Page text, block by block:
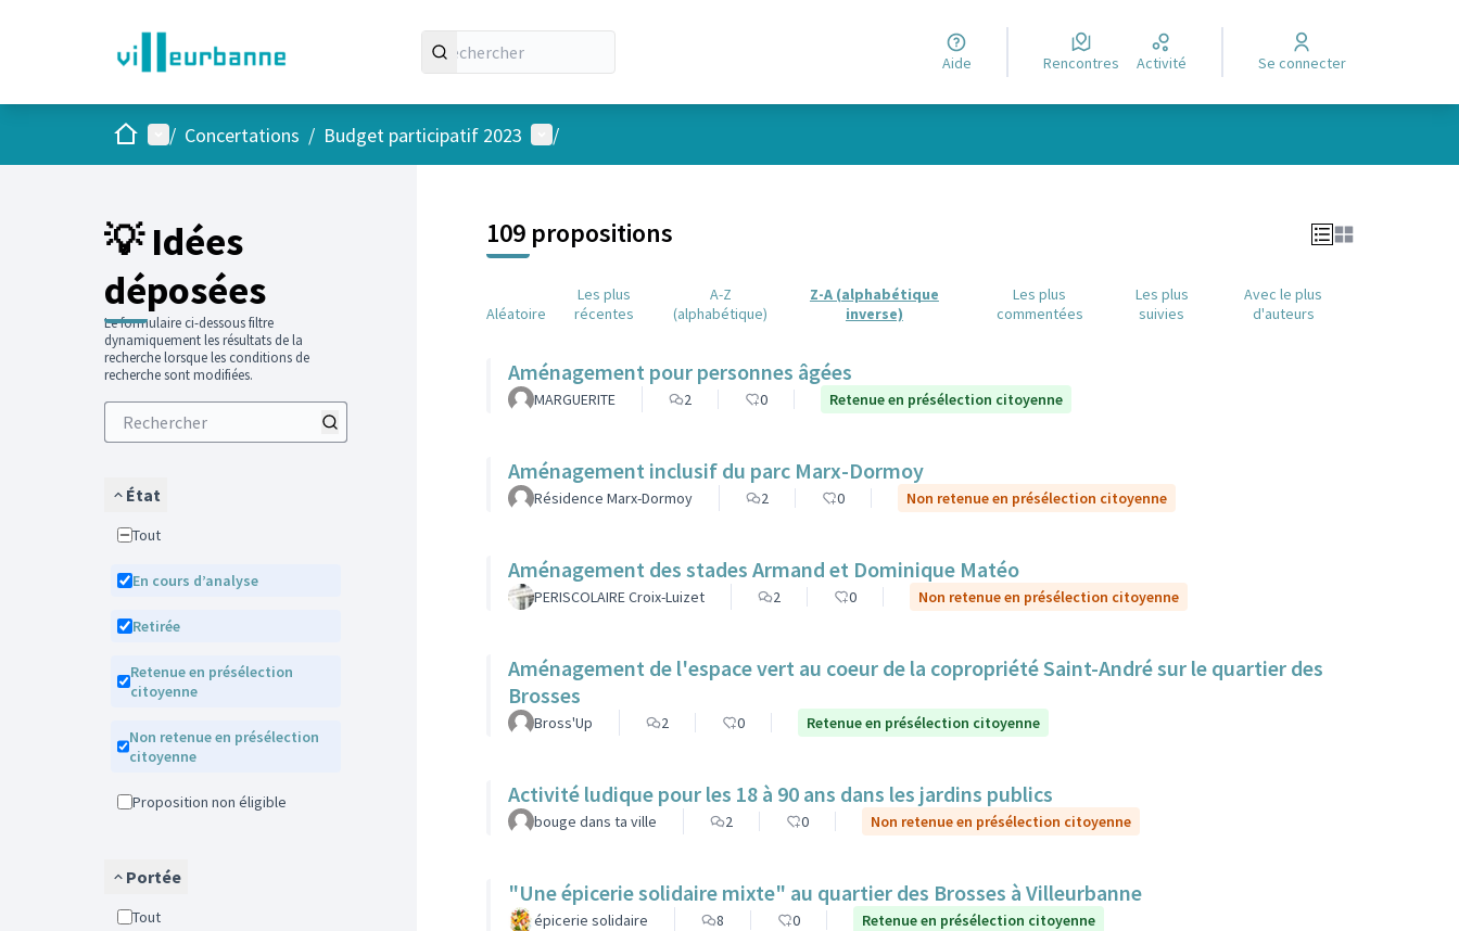
Aide Rencontres Activité Se connecter
AccueilMenu principal
/ Concertations / Budget participatif 2023 Menu utilisateur
/
💡 Idées
déposées
Le formulaire ci-dessous filtre
dynamiquement les résultats de la
recherche lorsque les conditions de
recherche sont modifiées.
État
Tout
En cours d’analyse
Retirée
Retenue en présélection
citoyenne
Non retenue en présélection
citoyenne
Proposition non éligible
Portée
Tout
109 propositions
Aléatoire
Les plus
récentes
A-Z
(alphabétique)
Z-A (alphabétique
inverse)
Les plus
commentées
Les plus
suivies
Avec le plus
d'auteurs
Aménagement pour personnes âgées
MARGUERITE 2 0 Retenue en présélection citoyenne
Aménagement inclusif du parc Marx-Dormoy
Résidence Marx-Dormoy 2 0 Non retenue en présélection citoyenne
Aménagement des stades Armand et Dominique Matéo
PERISCOLAIRE Croix-Luizet 2 0 Non retenue en présélection citoyenne
Aménagement de l'espace vert au coeur de la copropriété Saint-André sur le quartier des
Brosses
Bross'Up 2 0 Retenue en présélection citoyenne
Activité ludique pour les 18 à 90 ans dans les jardins publics
bouge dans ta ville 2 0 Non retenue en présélection citoyenne
"Une épicerie solidaire mixte" au quartier des Brosses à Villeurbanne
épicerie solidaire 8 0 Retenue en présélection citoyenne